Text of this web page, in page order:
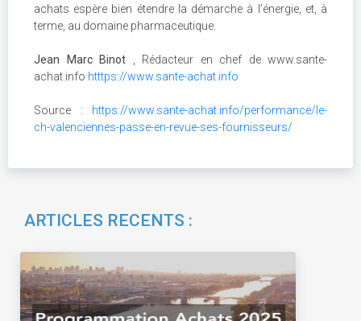
achats espère bien étendre la démarche à l’énergie, et, à
terme, au domaine pharmaceutique.
Jean Marc Binot
, Rédacteur en chef de www.sante-
achat.info htttps://www.sante-achat.info
Source : https://www.sante-achat.info/performance/le-
ch-valenciennes-passe-en-revue-ses-fournisseurs/
ARTICLES RECENTS :